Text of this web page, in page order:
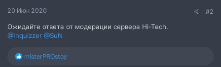
20 Июн 2020 #2
Ожидайте ответа от модерации сервера Hi-Tech.
@Inquizzer @SuN
Р
misterPROstoy